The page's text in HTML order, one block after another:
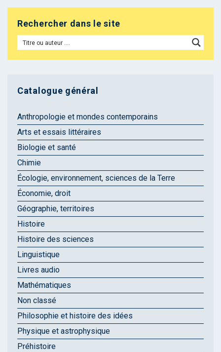
Rechercher dans le site
Catalogue général
Anthropologie et mondes contemporains
Arts et essais littéraires
Biologie et santé
Chimie
Écologie, environnement, sciences de la Terre
Économie, droit
Géographie, territoires
Histoire
Histoire des sciences
Linguistique
Livres audio
Mathématiques
Non classé
Philosophie et histoire des idées
Physique et astrophysique
Préhistoire